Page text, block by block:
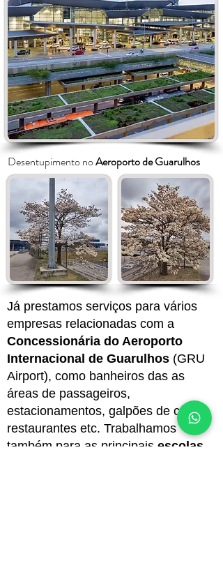
Desentupimento noAeroporto de Guarulhos
Já prestamos serviços para vários
empresas relacionadas com a
Concessionária do Aeroporto
Internacional de Guarulhos (GRU
Airport), como banheiros das as
áreas de passageiros,
estacionamentos, galpões de carga,
restaurantes etc. Trabalhamos
também para as principais escolas